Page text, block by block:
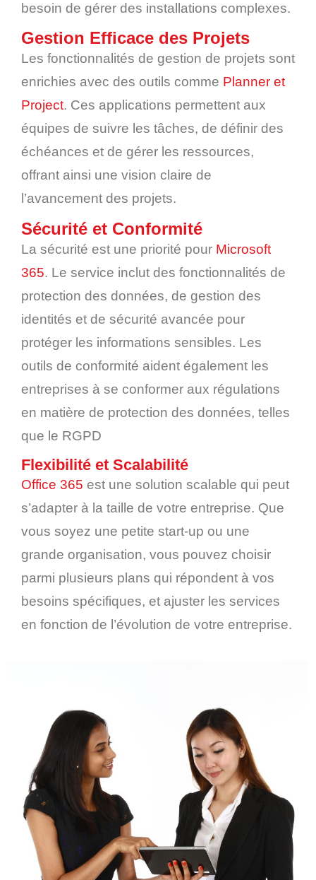
besoin de gérer des installations complexes.
Gestion Efficace des Projets
Les fonctionnalités de gestion de projets sont
enrichies avec des outils comme Planner et
Project. Ces applications permettent aux
équipes de suivre les tâches, de définir des
échéances et de gérer les ressources,
offrant ainsi une vision claire de
l’avancement des projets.
Sécurité et Conformité
La sécurité est une priorité pour Microsoft
365. Le service inclut des fonctionnalités de
protection des données, de gestion des
identités et de sécurité avancée pour
protéger les informations sensibles. Les
outils de conformité aident également les
entreprises à se conformer aux régulations
en matière de protection des données, telles
que le RGPD
Flexibilité et Scalabilité
Office 365 est une solution scalable qui peut
s’adapter à la taille de votre entreprise. Que
vous soyez une petite start-up ou une
grande organisation, vous pouvez choisir
parmi plusieurs plans qui répondent à vos
besoins spécifiques, et ajuster les services
en fonction de l’évolution de votre entreprise.